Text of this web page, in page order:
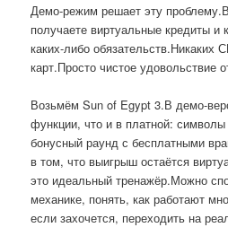
Демо-режим решает эту
получаете виртуальные кредиты и
каких-либо обязательств.Никаких
карт.Просто чистое удовольствие
Возьмём Sun of Egypt 3.В демо-
функции, что и в платной: символы
бонусный раунд с бесплатными
в том, что выигрыш остаётся
это идеальный тренажёр.Можно
механике, понять, как работают
если захочется, переходить на